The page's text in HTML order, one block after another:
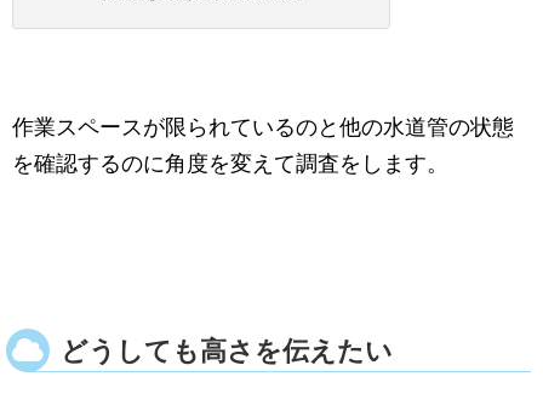
作業スペースが限られているのと他の水道管の状態
を確認するのに角度を変えて調査をします。
どうしても高さを伝えたい